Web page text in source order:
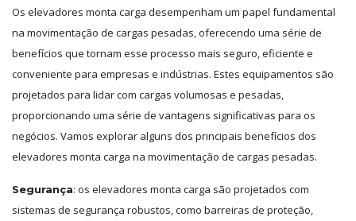
Os elevadores monta carga desempenham um papel fundamental
na movimentação de cargas pesadas, oferecendo uma série de
benefícios que tornam esse processo mais seguro, eficiente e
conveniente para empresas e indústrias. Estes equipamentos são
projetados para lidar com cargas volumosas e pesadas,
proporcionando uma série de vantagens significativas para os
negócios. Vamos explorar alguns dos principais benefícios dos
elevadores monta carga na movimentação de cargas pesadas.
Segurança: os elevadores monta carga são projetados com
sistemas de segurança robustos, como barreiras de proteção,